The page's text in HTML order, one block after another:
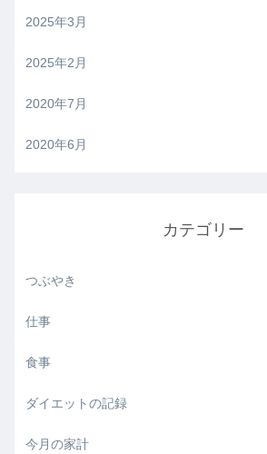
2025年3月
2025年2月
2020年7月
2020年6月
カテゴリー
つぶやき
仕事
食事
ダイエットの記録
今月の家計